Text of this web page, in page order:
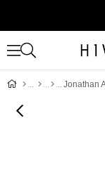
Jonathan